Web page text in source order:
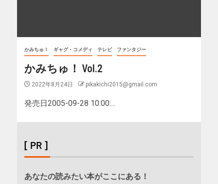
かみちゅ！ ギャグ・コメディ テレビ ファンタジー
かみちゅ！ Vol.2
2022年8月24日 pikakichi2015@gmail.com
発売日2005-09-28 10:00:...
[ PR ]
あなたの読みたい本がここにある！